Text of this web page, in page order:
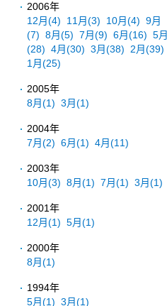
2006年
12月(4) 11月(3) 10月(4) 9月
(7) 8月(5) 7月(9) 6月(16) 5月
(28) 4月(30) 3月(38) 2月(39)
1月(25)
2005年
8月(1) 3月(1)
2004年
7月(2) 6月(1) 4月(11)
2003年
10月(3) 8月(1) 7月(1) 3月(1)
2001年
12月(1) 5月(1)
2000年
8月(1)
1994年
5月(1) 3月(1)